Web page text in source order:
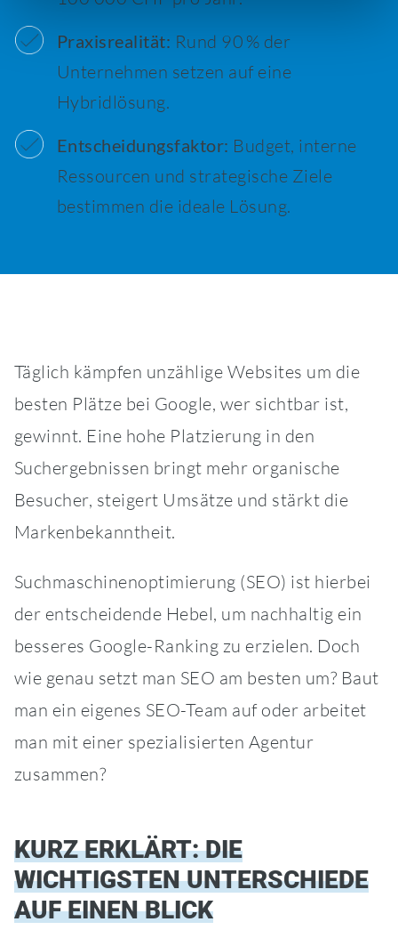
Praxisrealität: Rund 90 % der
Unternehmen setzen auf eine
Hybridlösung.
Entscheidungsfaktor: Budget, interne
Ressourcen und strategische Ziele
bestimmen die ideale Lösung.
Täglich kämpfen unzählige Websites um die
besten Plätze bei Google, wer sichtbar ist,
gewinnt. Eine hohe Platzierung in den
Suchergebnissen bringt mehr organische
Besucher, steigert Umsätze und stärkt die
Markenbekanntheit.
Suchmaschinenoptimierung (SEO) ist hierbei
der entscheidende Hebel, um nachhaltig ein
besseres Google-Ranking zu erzielen. Doch
wie genau setzt man SEO am besten um? Baut
man ein eigenes SEO-Team auf oder arbeitet
man mit einer spezialisierten Agentur
zusammen?
KURZ ERKLÄRT: DIE
WICHTIGSTEN UNTERSCHIEDE
AUF EINEN BLICK